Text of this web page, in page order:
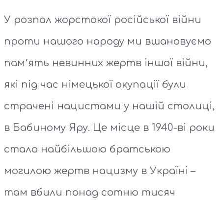
У розпал жорстокої російської війни
проти нашого народу ми вшановуємо
пам՚ять невинних жертв іншої війни,
які під час німецької окупації були
страчені нацистами у нашій столиці,
в Бабиному Яру. Це місце в 1940-ві роки
стало найбільшою братською
могилою жертв нацизму в Україні –
там вбили понад сотню тисяч